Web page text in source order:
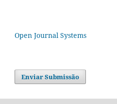
Open Journal Systems
Enviar Submissão